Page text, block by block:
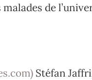
de
Stéfan